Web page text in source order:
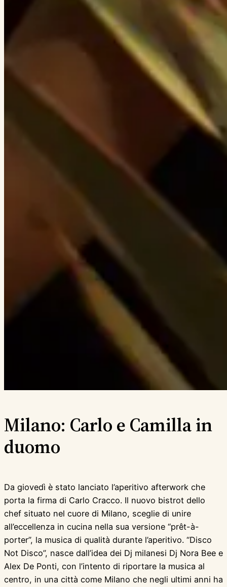
Milano: Carlo e Camilla in
duomo
Da giovedì è stato lanciato l’aperitivo afterwork che
porta la firma di Carlo Cracco. Il nuovo bistrot dello
chef situato nel cuore di Milano, sceglie di unire
all’eccellenza in cucina nella sua versione “prêt-à-
porter”, la musica di qualità durante l’aperitivo. “Disco
Not Disco”, nasce dall’idea dei Dj milanesi Dj Nora Bee e
Alex De Ponti, con l’intento di riportare la musica al
centro, in una città come Milano che negli ultimi anni ha